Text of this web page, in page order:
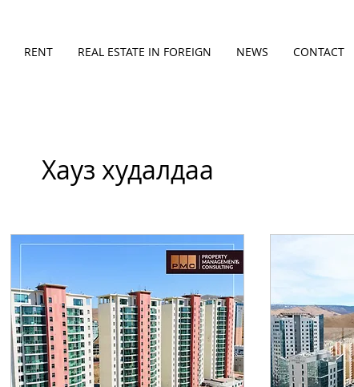
RENT REAL ESTATE IN FOREIGN NEWS CONTACT
Хауз худалдаа